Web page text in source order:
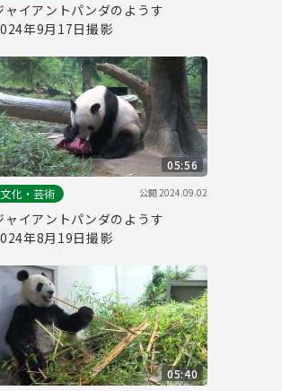
ャイアントパンダのようす
年9月17日撮影
05:56
文化・芸術
公開2024.09.02
ャイアントパンダのようす
年8月19日撮影
05:40